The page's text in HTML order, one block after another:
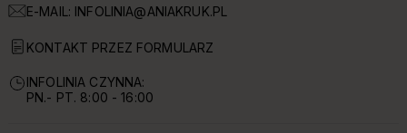
E-MAIL: INFOLINIA@ANIAKRUK.PL
KONTAKT PRZEZ FORMULARZ
INFOLINIA CZYNNA:
PN.- PT. 8:00 - 16:00